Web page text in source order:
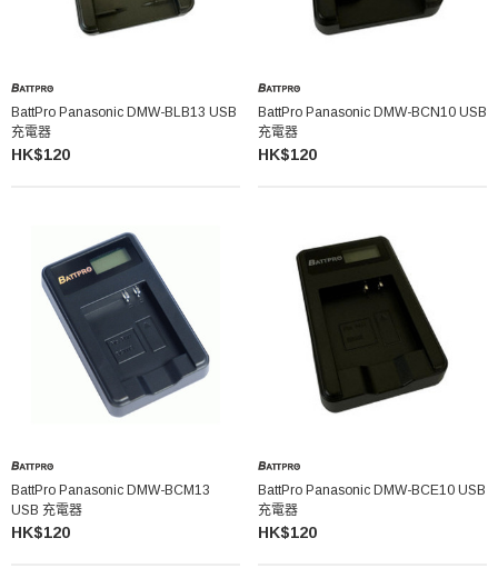
BattPro Panasonic DMW-BLB13 USB
充電器
HK$120
BattPro Panasonic DMW-BCN10 USB
充電器
HK$120
BattPro Panasonic DMW-BCM13
USB 充電器
HK$120
BattPro Panasonic DMW-BCE10 USB
充電器
HK$120